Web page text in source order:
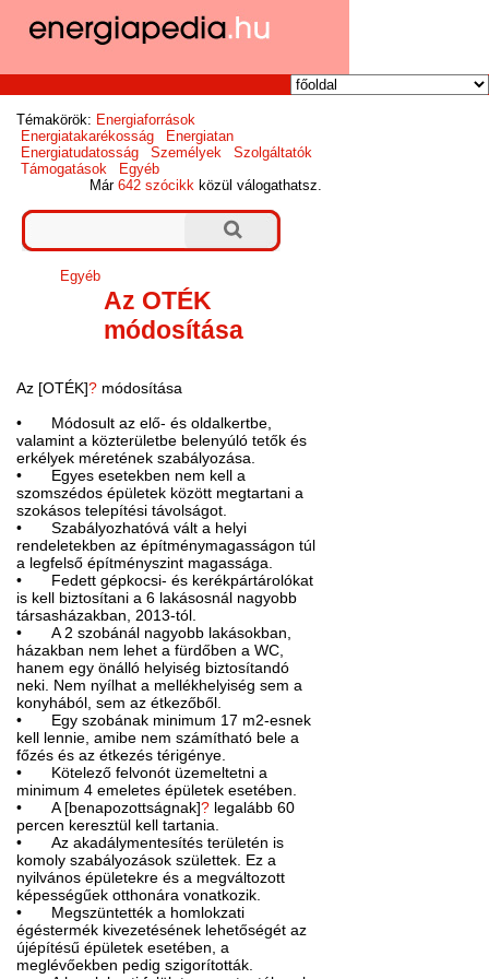
Témakörök: Energiaforrások
Energiatakarékosság
Energiatan
Energiatudatosság
Személyek
Szolgáltatók
Támogatások
Egyéb
Már642 szócikk közül válogathatsz.
Egyéb
Az OTÉK
módosítása
Az [OTÉK]? módosítása
•
Módosult az elő- és oldalkertbe,
valamint a közterületbe belenyúló tetők és
erkélyek méretének szabályozása.
•
Egyes esetekben nem kell a
szomszédos épületek között megtartani a
szokásos telepítési távolságot.
•
Szabályozhatóvá vált a helyi
rendeletekben az építménymagasságon túl
a legfelső építményszint magassága.
•
Fedett gépkocsi- és kerékpártárolókat
is kell biztosítani a 6 lakásosnál nagyobb
társasházakban, 2013-tól.
•
A 2 szobánál nagyobb lakásokban,
házakban nem lehet a fürdőben a WC,
hanem egy önálló helyiség biztosítandó
neki. Nem nyílhat a mellékhelyiség sem a
konyhából, sem az étkezőből.
•
Egy szobának minimum 17 m2-esnek
kell lennie, amibe nem számítható bele a
főzés és az étkezés térigénye.
•
Kötelező felvonót üzemeltetni a
minimum 4 emeletes épületek esetében.
•
A [benapozottságnak]? legalább 60
percen keresztül kell tartania.
•
Az akadálymentesítés területén is
komoly szabályozások születtek. Ez a
nyilvános épületekre és a megváltozott
képességűek otthonára vonatkozik.
•
Megszüntették a homlokzati
égéstermék kivezetésének lehetőségét az
újépítésű épületek esetében, a
meglévőekben pedig szigorították.